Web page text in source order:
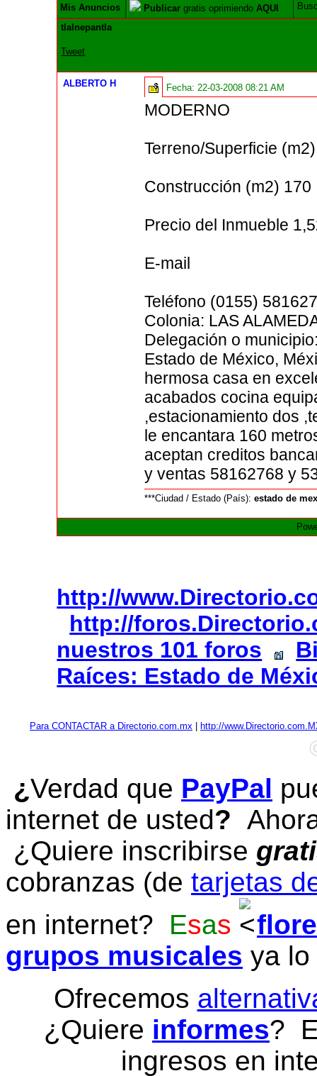
Mis Anuncios Publicar gratis oprimiendoAQUI
tlalnepantla
Tweet
ALBERTO H Fecha:22-03-2008 08:21 AM
MODERNO
Terreno/Superficie
Construcción (m2) 170
Precio del Inmueble
E-mail
Teléfono (0155)
Colonia: LAS
Delegación o
Estado de México,
hermosa casa en
acabados cocina
,estacionamiento dos
le encantara 160
aceptan creditos
y ventas 58162768 y
***Ciudad / Estado (País):estado de
http://
http://
nuestros 101 foros
Raíces: Estado de
Para CONTACTAR a Directorio.com.mx http://
¿Verdad que PayPal
internet de usted?
¿Quiere inscribirse
cobranzas (de tarjetas
en internet? Esas
grupos musicales ya
Ofrecemos
¿Quiere informes?
ingresos en